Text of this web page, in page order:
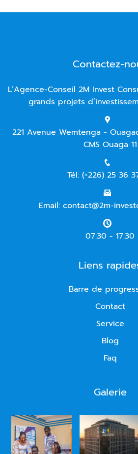
Contactez-
L’Agence-Conseil 2M Invest
grands projets
221 Avenue Wemtenga -
CMS Ouaga 11
Tél: (+226) 25 36
Email: contact@2m-
07:30 - 17:30
Liens
Barre de
Contact
Service
Blog
Faq
Galerie